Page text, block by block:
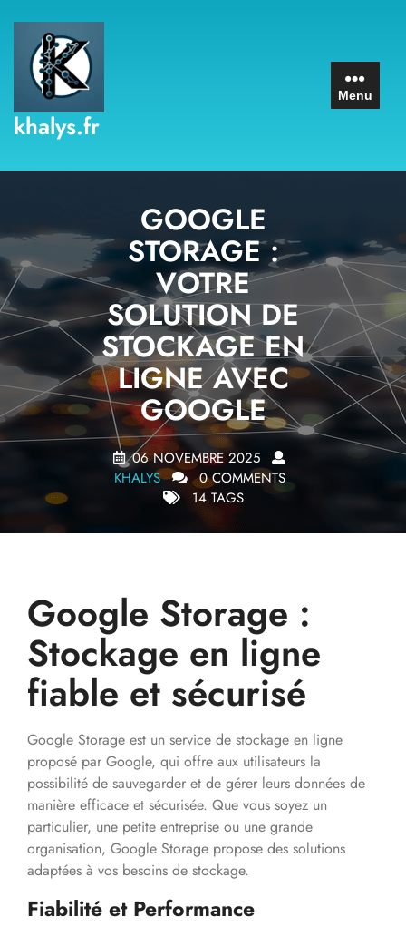
content
khalys.fr
Menu
GOOGLE
STORAGE :
VOTRE
SOLUTION DE
STOCKAGE EN
LIGNE AVEC
GOOGLE
06 NOVEMBRE 2025
KHALYS
0 COMMENTS
14 TAGS
Google Storage :
Stockage en ligne
fiable et sécurisé
Google Storage est un service de stockage en ligne
proposé par Google, qui offre aux utilisateurs la
possibilité de sauvegarder et de gérer leurs données de
manière efficace et sécurisée. Que vous soyez un
particulier, une petite entreprise ou une grande
organisation, Google Storage propose des solutions
adaptées à vos besoins de stockage.
Fiabilité et Performance